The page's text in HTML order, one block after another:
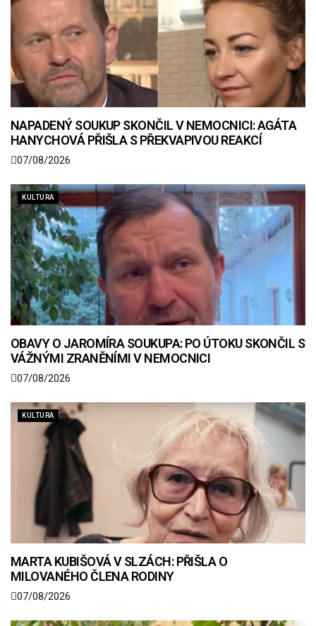
NAPADENÝ SOUKUP SKONČIL V NEMOCNICI: AGÁTA
HANYCHOVÁ PŘIŠLA S PŘEKVAPIVOU REAKCÍ
07/08/2026
KULTURA
OBAVY O JAROMÍRA SOUKUPA: PO ÚTOKU SKONČIL S
VÁŽNÝMI ZRANĚNÍMI V NEMOCNICI
07/08/2026
KULTURA
MARTA KUBIŠOVÁ V SLZÁCH: PŘIŠLA O
MILOVANÉHO ČLENA RODINY
07/08/2026